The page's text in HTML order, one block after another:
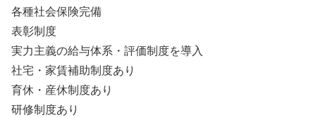
各種社会保険完備
表彰制度
実力主義の給与体系・評価制度を導入
社宅・家賃補助制度あり
育休・産休制度あり
研修制度あり